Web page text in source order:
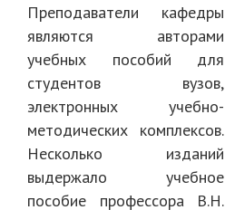
Преподаватели кафедры
являются авторами
учебных пособий для
студентов вузов,
электронных учебно-
методических комплексов.
Несколько изданий
выдержало учебное
пособие профессора В.Н.